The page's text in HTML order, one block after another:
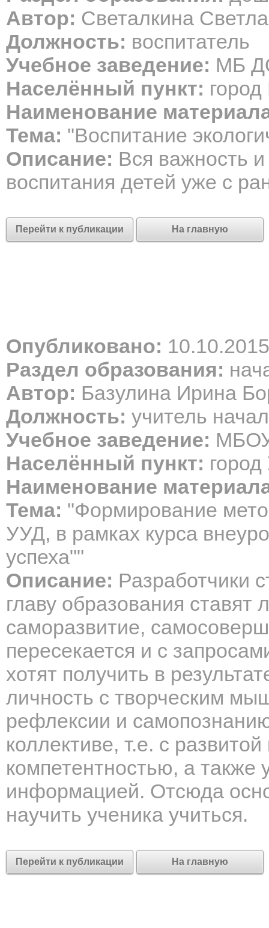
Автор: Светалкина
Должность: воспитатель
Учебное заведение: МБ
Населённый пункт:
Наименование
Тема: "Воспитание
Описание: Вся важность и
воспитания детей уже с
Перейти к публикации На главную
Опубликовано: 10.10.2015
Раздел образования:
Автор: Базулина Ирина
Должность: учитель
Учебное заведение:
Населённый пункт:
Наименование
Тема: "Формирование
УУД, в рамках курса
успеха""
Описание: Разработчики
главу образования ставят
саморазвитие,
пересекается и с
хотят получить в
личность с творческим
рефлексии и
коллективе, т.е. с
компетентностью, а также
информацией. Отсюда
научить ученика учиться.
Перейти к публикации На главную